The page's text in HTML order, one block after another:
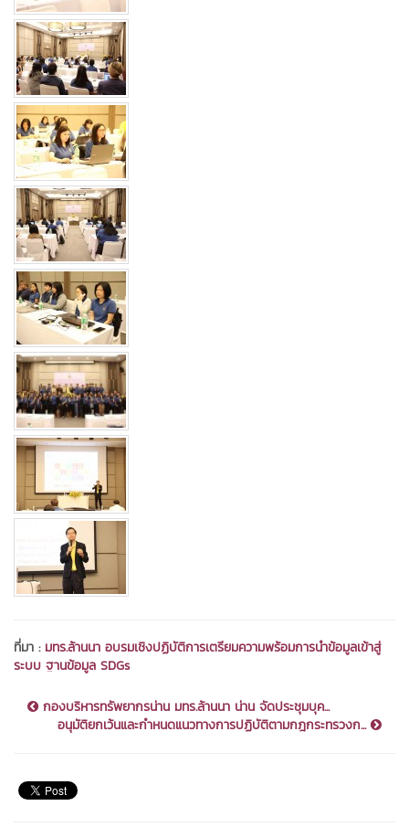
ที่มา : มทร.ล้านนา อบรมเชิงปฏิบัติการเตรียมความพร้อมการนำข้อมูลเข้าสู่
ระบบ ฐานข้อมูล SDGs
กองบริหารทรัพยากรน่าน มทร.ล้านนา น่าน จัดประชุมบุค...
อนุมัติยกเว้นและกำหนดแนวทางการปฏิบัติตามกฎกระทรวงก...